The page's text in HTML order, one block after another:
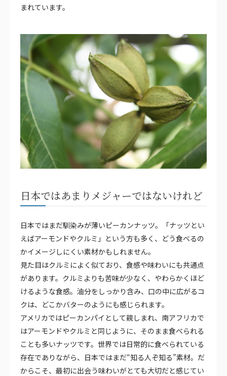
まれています。
日本ではあまりメジャーではないけれど
日本ではまだ馴染みが薄いピーカンナッツ。「ナッツとい
えばアーモンドやクルミ」という方も多く、どう食べるの
かイメージしにくい素材かもしれません。
見た目はクルミによく似ており、食感や味わいにも共通点
があります。クルミよりも苦味が少なく、やわらかくほど
けるような食感。油分をしっかり含み、口の中に広がるコ
クは、どこかバターのようにも感じられます。
アメリカではピーカンパイとして親しまれ、南アフリカで
はアーモンドやクルミと同じように、そのまま食べられる
ことも多いナッツです。世界では日常的に食べられている
存在でありながら、日本ではまだ“知る人ぞ知る”素材。だ
からこそ、最初に出会う味わいがとても大切だと感じてい